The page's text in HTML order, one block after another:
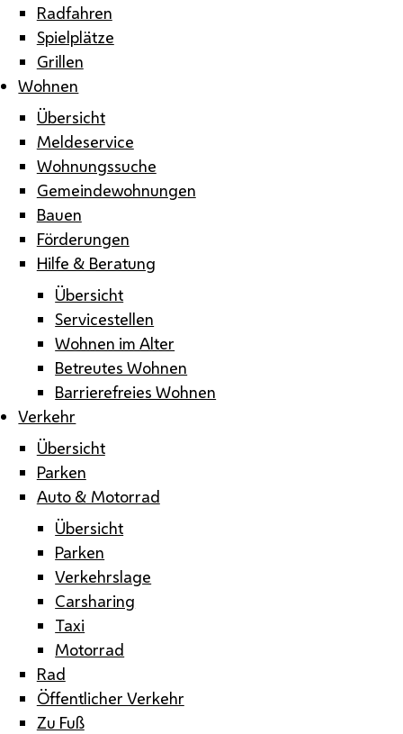
Radfahren
Spielplätze
Grillen
Wohnen
Übersicht
Meldeservice
Wohnungssuche
Gemeindewohnungen
Bauen
Förderungen
Hilfe & Beratung
Übersicht
Servicestellen
Wohnen im Alter
Betreutes Wohnen
Barrierefreies Wohnen
Verkehr
Übersicht
Parken
Auto & Motorrad
Übersicht
Parken
Verkehrslage
Carsharing
Taxi
Motorrad
Rad
Öffentlicher Verkehr
Zu Fuß